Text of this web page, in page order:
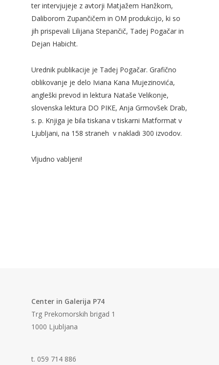
ter intervjujeje z avtorji Matjažem Hanžkom,
Daliborom Zupančičem in OM produkcijo, ki so
jih prispevali Lilijana Stepančič, Tadej Pogačar in
Dejan Habicht.
Urednik publikacije je Tadej Pogačar. Grafično
oblikovanje je delo Iviana Kana Mujezinovića,
angleški prevod in lektura Nataše Velikonje,
slovenska lektura DO PIKE, Anja Grmovšek Drab,
s. p. Knjiga je bila tiskana v tiskarni Matformat v
Ljubljani, na 158 straneh v nakladi 300 izvodov.
Vljudno vabljeni!
Center in Galerija P74
Trg Prekomorskih brigad 1
1000 Ljubljana
t. 059 714 886